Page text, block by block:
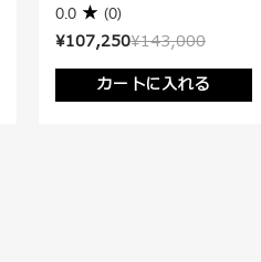
¥143,000
¥107,250
カートに入れる
0.0 (0)